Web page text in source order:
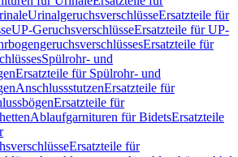
UrinalgeruchsverschlüsseErsatzteile für
UP-GeruchsverschlüsseErsatzteile für UP-
Ersatzteile für
Spülrohr- und
Ersatzteile für Spülrohr- und
AnschlussstutzenErsatzteile für
Ersatzteile für
Ablaufgarnituren für BidetsErsatzteile
Ersatzteile für